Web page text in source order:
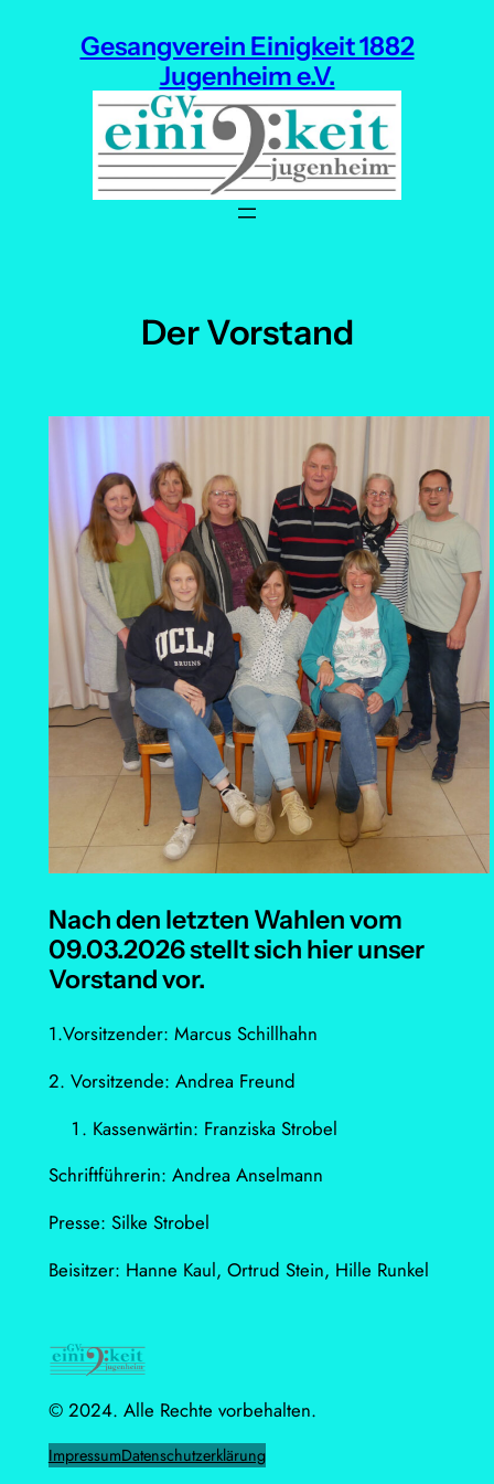
Gesangverein Einigkeit 1882
Jugenheim e.V.
Der Vorstand
Nach den letzten Wahlen vom
09.03.2026 stellt sich hier unser
Vorstand vor.
1.Vorsitzender: Marcus Schillhahn
2. Vorsitzende: Andrea Freund
Kassenwärtin: Franziska Strobel
Schriftführerin: Andrea Anselmann
Presse: Silke Strobel
Beisitzer: Hanne Kaul, Ortrud Stein, Hille Runkel
© 2024. Alle Rechte vorbehalten.
ImpressumDatenschutzerklärung